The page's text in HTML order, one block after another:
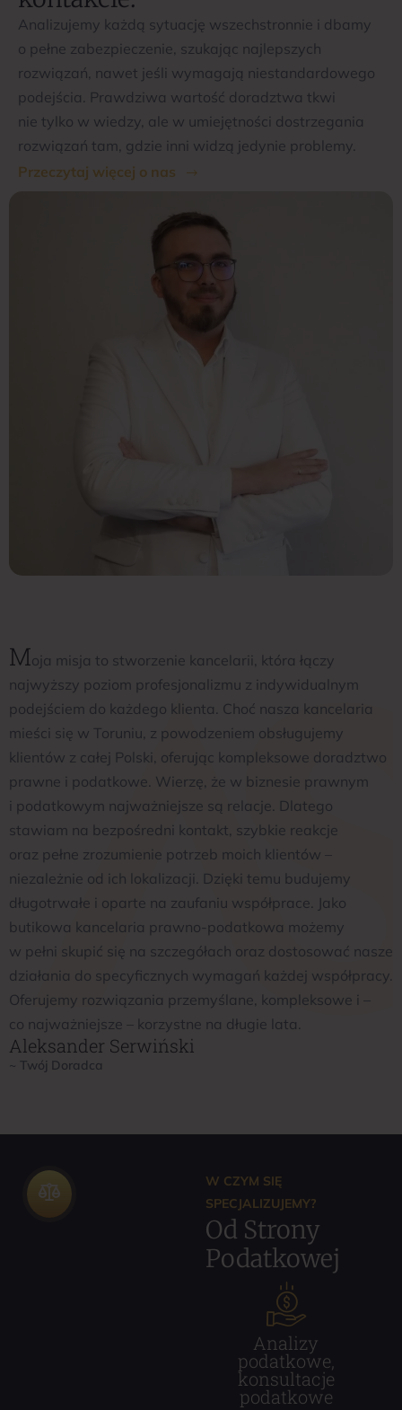
Analizujemy każdą sytuację wszechstronnie i dbamy
o pełne zabezpieczenie, szukając najlepszych
rozwiązań, nawet jeśli wymagają niestandardowego
podejścia. Prawdziwa wartość doradztwa tkwi
nie tylko w wiedzy, ale w umiejętności dostrzegania
rozwiązań tam, gdzie inni widzą jedynie problemy.
Przeczytaj więcej o nas
Moja misja to stworzenie kancelarii, która łączy
najwyższy poziom profesjonalizmu z indywidualnym
podejściem do każdego klienta. Choć nasza kancelaria
mieści się w Toruniu, z powodzeniem obsługujemy
klientów z całej Polski, oferując kompleksowe doradztwo
prawne i podatkowe. Wierzę, że w biznesie prawnym
i podatkowym najważniejsze są relacje. Dlatego
stawiam na bezpośredni kontakt, szybkie reakcje
oraz pełne zrozumienie potrzeb moich klientów –
niezależnie od ich lokalizacji. Dzięki temu budujemy
długotrwałe i oparte na zaufaniu współprace. Jako
butikowa kancelaria prawno-podatkowa możemy
w pełni skupić się na szczegółach oraz dostosować nasze
działania do specyficznych wymagań każdej współpracy.
Oferujemy rozwiązania przemyślane, kompleksowe i –
co najważniejsze – korzystne na długie lata.
Aleksander Serwiński
~ Twój Doradca
W CZYM SIĘ
SPECJALIZUJEMY?
Od Strony
Podatkowej
Analizy
podatkowe,
konsultacje
podatkowe